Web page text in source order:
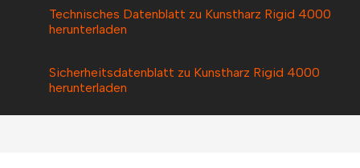
Technisches Datenblatt zu Kunstharz Rigid 4000
herunterladen
Sicherheitsdatenblatt zu Kunstharz Rigid 4000
herunterladen